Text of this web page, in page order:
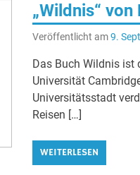
„Wildnis“
Veröffentlicht am9.
Das Buch Wildnis ist
Universität
Universitätsstadt
Reisen […]
WEITERLESEN